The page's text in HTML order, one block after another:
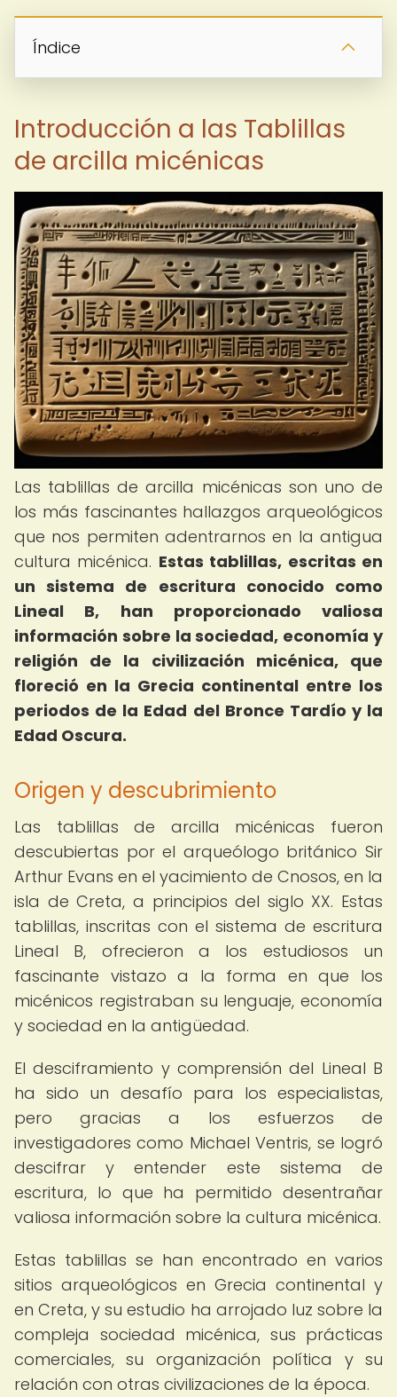
Índice
Introducción a las Tablillas
de arcilla micénicas
Las tablillas de arcilla micénicas son uno de
los más fascinantes hallazgos arqueológicos
que nos permiten adentrarnos en la antigua
cultura micénica. Estas tablillas, escritas en
un sistema de escritura conocido como
Lineal B, han proporcionado valiosa
información sobre la sociedad, economía y
religión de la civilización micénica, que
floreció en la Grecia continental entre los
periodos de la Edad del Bronce Tardío y la
Edad Oscura.
Origen y descubrimiento
Las tablillas de arcilla micénicas fueron
descubiertas por el arqueólogo británico Sir
Arthur Evans en el yacimiento de Cnosos, en la
isla de Creta, a principios del siglo XX. Estas
tablillas, inscritas con el sistema de escritura
Lineal B, ofrecieron a los estudiosos un
fascinante vistazo a la forma en que los
micénicos registraban su lenguaje, economía
y sociedad en la antigüedad.
El desciframiento y comprensión del Lineal B
ha sido un desafío para los especialistas,
pero gracias a los esfuerzos de
investigadores como Michael Ventris, se logró
descifrar y entender este sistema de
escritura, lo que ha permitido desentrañar
valiosa información sobre la cultura micénica.
Estas tablillas se han encontrado en varios
sitios arqueológicos en Grecia continental y
en Creta, y su estudio ha arrojado luz sobre la
compleja sociedad micénica, sus prácticas
comerciales, su organización política y su
relación con otras civilizaciones de la época.